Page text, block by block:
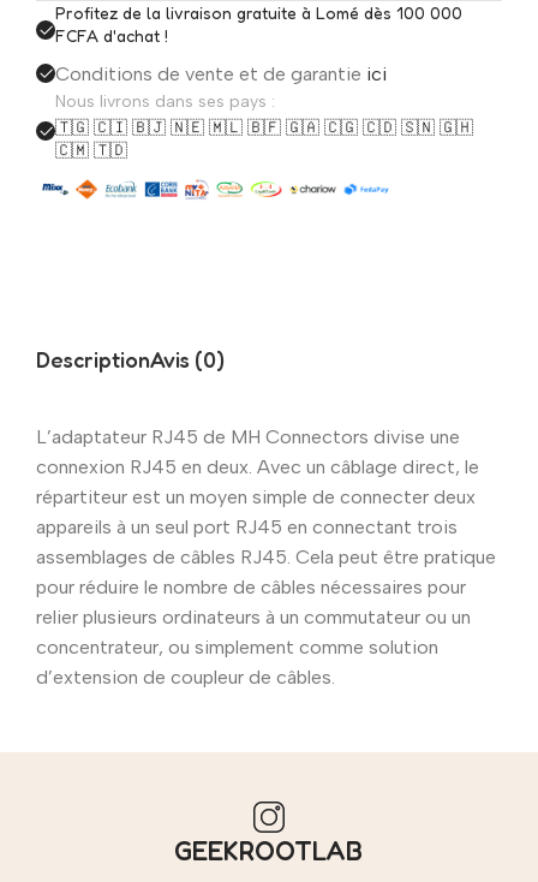
Profitez de la livraison gratuite à Lomé dès 100 000
FCFA d'achat !
Conditions de vente et de garantie ici
Nous livrons dans ses pays :
🇹🇬 🇨🇮 🇧🇯 🇳🇪 🇲🇱 🇧🇫 🇬🇦 🇨🇬 🇨🇩 🇸🇳 🇬🇭
🇨🇲 🇹🇩
DescriptionAvis (0)
L’adaptateur RJ45 de MH Connectors divise une
connexion RJ45 en deux. Avec un câblage direct, le
répartiteur est un moyen simple de connecter deux
appareils à un seul port RJ45 en connectant trois
assemblages de câbles RJ45. Cela peut être pratique
pour réduire le nombre de câbles nécessaires pour
relier plusieurs ordinateurs à un commutateur ou un
concentrateur, ou simplement comme solution
d’extension de coupleur de câbles.
GEEKROOTLAB